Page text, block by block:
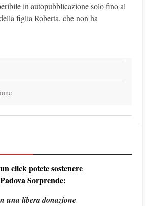
in autopubblicazione solo fino al
figlia Roberta, che non ha
click potete sostenere
Padova Sorprende:
una libera donazione